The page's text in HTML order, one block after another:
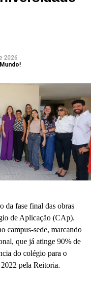
2026
da fase final das obras
de Aplicação (CAp).
campus-sede, marcando
que já atinge 90% de
do colégio para o
pela Reitoria.